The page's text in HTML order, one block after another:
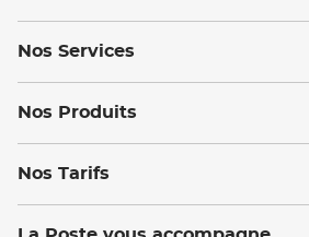
Nos Services
Nos Produits
Nos Tarifs